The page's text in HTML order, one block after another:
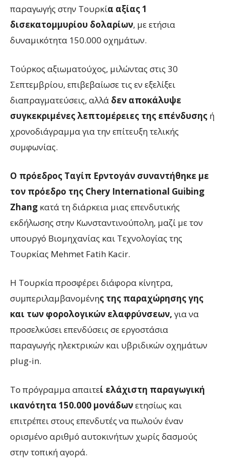
παραγωγής στην Τουρκία αξίας 1
δισεκατομμυρίου δολαρίων, με ετήσια
δυναμικότητα 150.000 οχημάτων.
Τούρκος αξιωματούχος, μιλώντας στις 30
Σεπτεμβρίου, επιβεβαίωσε τις εν εξελίξει
διαπραγματεύσεις, αλλά δεν αποκάλυψε
συγκεκριμένες λεπτομέρειες της επένδυσης ή
χρονοδιάγραμμα για την επίτευξη τελικής
συμφωνίας.
Ο πρόεδρος Ταγίπ Ερντογάν συναντήθηκε με
τον πρόεδρο της Chery International Guibing
Zhang κατά τη διάρκεια μιας επενδυτικής
εκδήλωσης στην Κωνσταντινούπολη, μαζί με τον
υπουργό Βιομηχανίας και Τεχνολογίας της
Τουρκίας Mehmet Fatih Kacir.
Η Τουρκία προσφέρει διάφορα κίνητρα,
συμπεριλαμβανομένης της παραχώρησης γης
και των φορολογικών ελαφρύνσεων, για να
προσελκύσει επενδύσεις σε εργοστάσια
παραγωγής ηλεκτρικών και υβριδικών οχημάτων
plug-in.
Το πρόγραμμα απαιτεί ελάχιστη παραγωγική
ικανότητα 150.000 μονάδωνετησίως και
επιτρέπει στους επενδυτές να πωλούν έναν
ορισμένο αριθμό αυτοκινήτων χωρίς δασμούς
στην τοπική αγορά.